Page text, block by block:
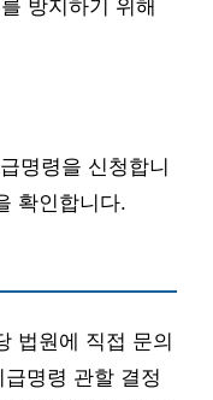
방지하기 위해
명령을 신청합니
확인합니다.
법원에 직접 문의
명령 관할 결정